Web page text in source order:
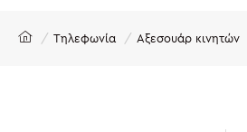
Τηλεφωνία Αξεσουάρ κινητών